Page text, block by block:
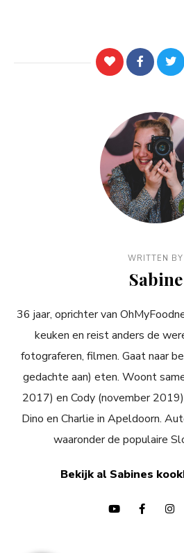
WRITTEN BY
Sabine
36 jaar, oprichter van
keuken en reist anders de
fotograferen, filmen. Gaat naar
gedachte aan) eten. Woont
2017) en Cody (november
Dino en Charlie in Apeldoorn.
waaronder de populaire
Bekijk al Sabines